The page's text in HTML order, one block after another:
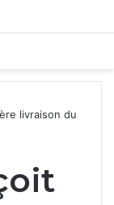
livraison du